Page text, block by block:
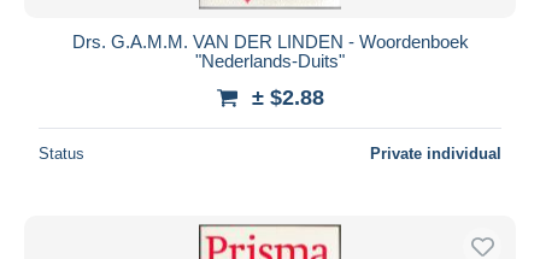
Drs. G.A.M.M. VAN DER LINDEN - Woordenboek
"Nederlands-Duits"
± $2.88
Status Private individual